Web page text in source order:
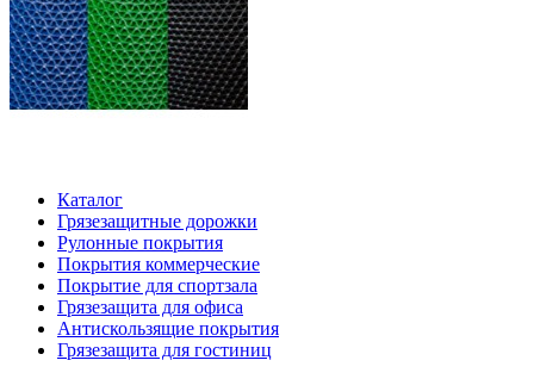
Каталог
Грязезащитные дорожки
Рулонные покрытия
Покрытия коммерческие
Покрытие для спортзала
Грязезащита для офиса
Антискользящие покрытия
Грязезащита для гостиниц